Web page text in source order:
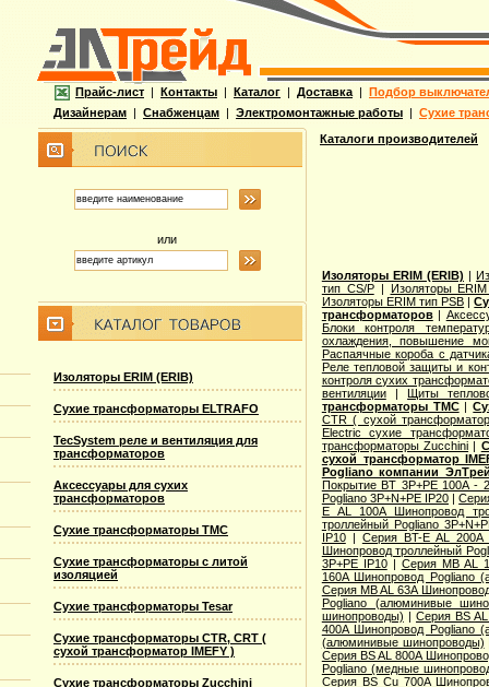
Прайс-лист | Контакты | Каталог | Доставка | Подбор
Дизайнерам | Снабженцам | Электромонтажные работы | Сухие
или
Изоляторы ERIM (ERIB)
Сухие трансформаторы ELTRAFO
TecSystem реле и вентиляция для
трансформаторов
Аксессуары для сухих
трансформаторов
Сухие трансформаторы TMC
Сухие трансформаторы с литой
изоляцией
Сухие трансформаторы Tesar
Сухие трансформаторы CTR, CRT (
сухой трансформатор IMEFY )
Сухие трансформаторы Zucchini
Каталоги производителей
Изоляторы ERIM (ERIB) |
тип CS/P| Изоляторы
Изоляторы ERIM тип PSB |
трансформаторов|
Блоки контроля
охлаждения, повышение
Распаячные короба с
Реле тепловой защиты и
контроля сухих
вентиляции|Щиты
трансформаторы TMC|
CTR ( сухой
Electric cухие
трансформаторы Zucchini |
сухой трансформатор
Pogliano компании
Покрытие BT 3P+PE 100A -
Pogliano 3P+N+PE IP20|
E AL 100A Шинопровод
троллейный Pogliano
IP10| Серия BT-E AL 200A
Шинопровод троллейный
3P+PE IP10| Серия MB AL
160A Шинопровод Pogliano
Серия MB AL 63A
Pogliano (алюминивые
шинопроводы) |Серия ВS
400A Шинопровод Pogliano
(алюминивые шинопроводы)
Серия ВS AL 800A
Pogliano (медные
Серия ВS Cu 700A